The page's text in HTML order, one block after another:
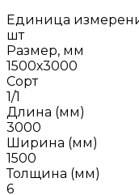
Единица
шт
Размер, мм
1500х3000
Сорт
1/1
Длина (мм)
3000
Ширина (мм)
1500
Толщина (мм)
6